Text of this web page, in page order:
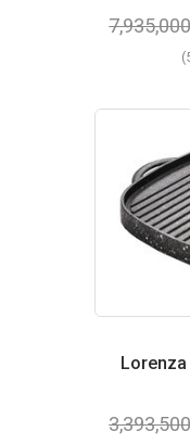
تابه گریل چدن نالینو مدل Lorenza